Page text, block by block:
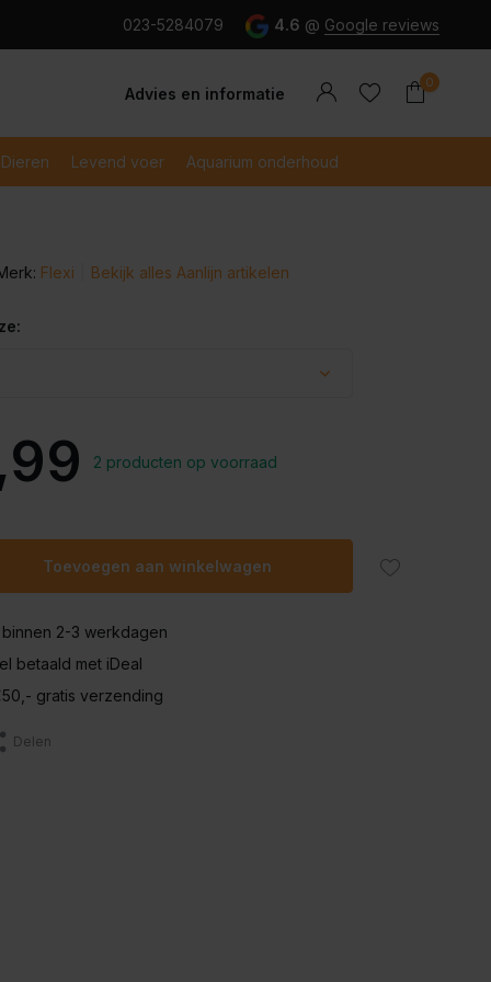
en snel betaald met iDeal
023-5284079 4.6 @ Google reviews
Advies en informatie
Account
0
Dieren Levend voer Aquarium onderhoud
Flexi Bekijk alles Aanlijn artikelen
Uitverkocht
2 producten op voorraad
Toevoegen aan winkelwagen
2-3 werkdagen
betaald met iDeal
gratis verzending
Delen